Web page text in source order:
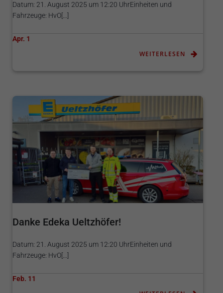
Datum: 21. August 2025 um 12:20 UhrEinheiten und
Fahrzeuge: HvO[…]
Apr. 1
WEITERLESEN
Danke Edeka Ueltzhöfer!
Datum: 21. August 2025 um 12:20 UhrEinheiten und
Fahrzeuge: HvO[…]
Feb. 11